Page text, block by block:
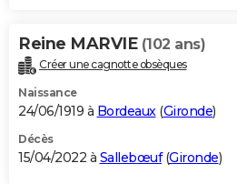
Reine MARVIE (102 ans)
Créer une cagnotte obsèques
Naissance
24/06/1919 à Bordeaux(Gironde)
Décès
15/04/2022 à Sallebœuf(Gironde)